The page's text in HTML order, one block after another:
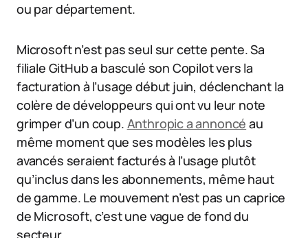
ou par département.
Microsoft n’est pas seul sur cette pente. Sa
filiale GitHub a basculé son Copilot vers la
facturation à l’usage début juin, déclenchant la
colère de développeurs qui ont vu leur note
grimper d’un coup. Anthropic a annoncé au
même moment que ses modèles les plus
avancés seraient facturés à l’usage plutôt
qu’inclus dans les abonnements, même haut
de gamme. Le mouvement n’est pas un caprice
de Microsoft, c’est une vague de fond du